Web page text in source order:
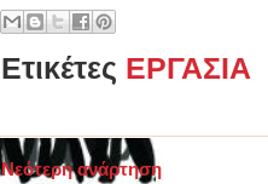
Ετικέτες ΕΡΓΑΣΙΑ
Νεότερη ανάρτηση